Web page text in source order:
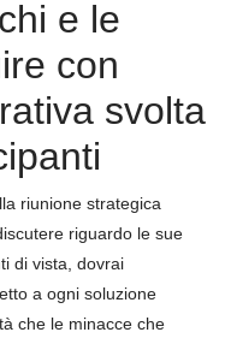
e le
con
svolta
riunione strategica
riguardo le sue
di vista, dovrai
a ogni soluzione
che le minacce che